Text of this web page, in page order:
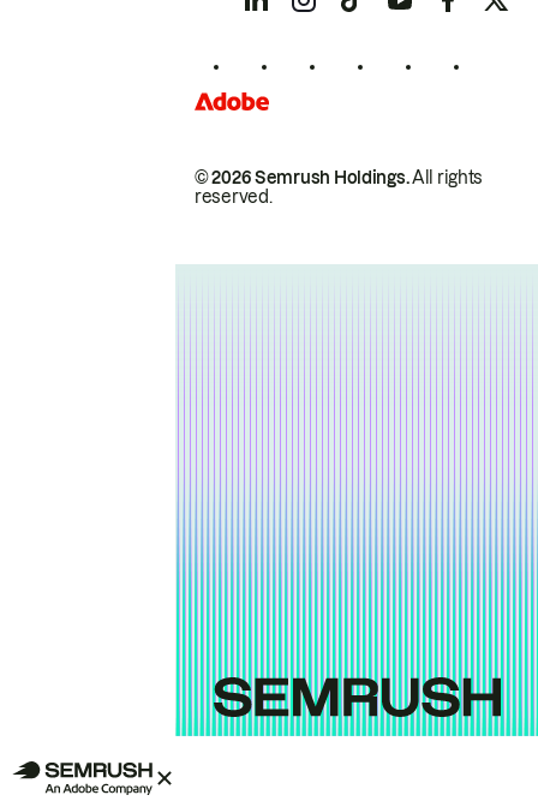
© 2026 Semrush Holdings.All rights
reserved.